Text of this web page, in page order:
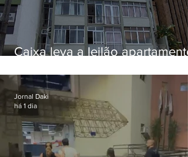
Caixa leva a leilão apartamento
Botafogo
Jornal Daki
há 1 dia